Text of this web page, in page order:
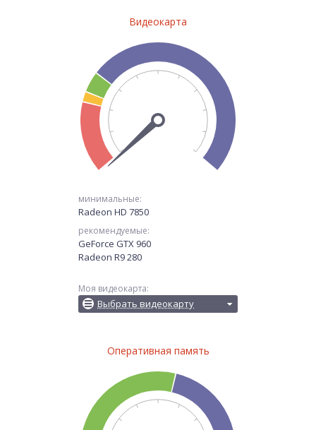
Видеокарта
минимальные:
Radeon HD 7850
рекомендуемые:
GeForce GTX 960
Radeon R9 280
Моя видеокарта:
Выбрать видеокарту
Оперативная память